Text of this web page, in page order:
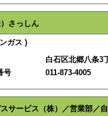
）さっしん
ガス )
白石区北郷八条3
号
011-873-4005
サービス（株）／営業部／